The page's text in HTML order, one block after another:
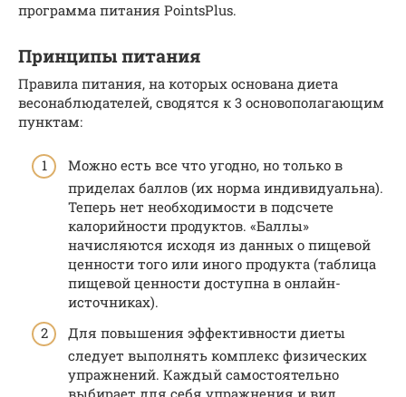
программа питания PointsPlus.
Принципы питания
Правила питания, на которых основана диета
весонаблюдателей, сводятся к 3 основополагающим
пунктам:
Можно есть все что угодно, но только в
приделах баллов (их норма индивидуальна).
Теперь нет необходимости в подсчете
калорийности продуктов. «Баллы»
начисляются исходя из данных о пищевой
ценности того или иного продукта (таблица
пищевой ценности доступна в онлайн-
источниках).
Для повышения эффективности диеты
следует выполнять комплекс физических
упражнений. Каждый самостоятельно
выбирает для себя упражнения и вид